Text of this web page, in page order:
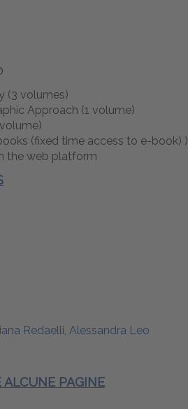
(3 volumes)
Approach (1 volume)
(fixed time access to e-book) )
the web platform
Redaelli, Alessandra Leo
ALCUNE PAGINE